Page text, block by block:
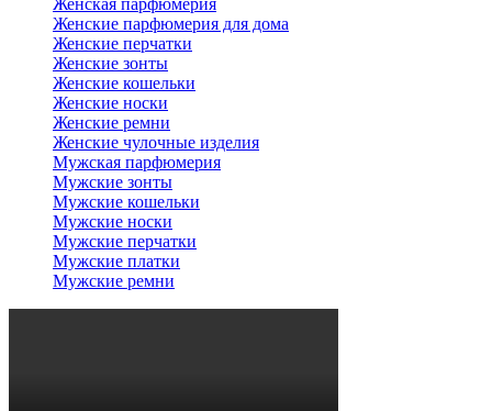
Женская парфюмерия
Женские парфюмерия для дома
Женские перчатки
Женские зонты
Женские кошельки
Женские носки
Женские ремни
Женские чулочные изделия
Мужская парфюмерия
Мужские зонты
Мужские кошельки
Мужские носки
Мужские перчатки
Мужские платки
Мужские ремни